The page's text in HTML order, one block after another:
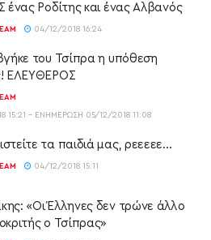
ένας Ροδίτης και ένας Αλβανός
04/12/2018 16:24
του Τσίπρα η υπόθεση
ΕΛΕΥΘΕΡΟΣ
15:21 - ΕΝΗΜΈΡΩΣΗ 05/12/2018 11:08
τα παιδιά μας, ρεεεεε…
04/12/2018 15:11
«Οι Έλληνες δεν τρώνε άλλο
ο Τσίπρας»